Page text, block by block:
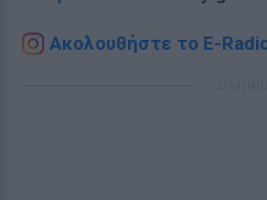
Ακολουθήστε το E-